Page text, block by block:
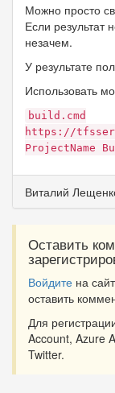
Можно просто
Если результат
незачем.
У результате
Использовать
build.cmd
https://
ProjectName
Виталий
Оставить
Войдите на
оставить
Для
Account, Azure
Twitter.